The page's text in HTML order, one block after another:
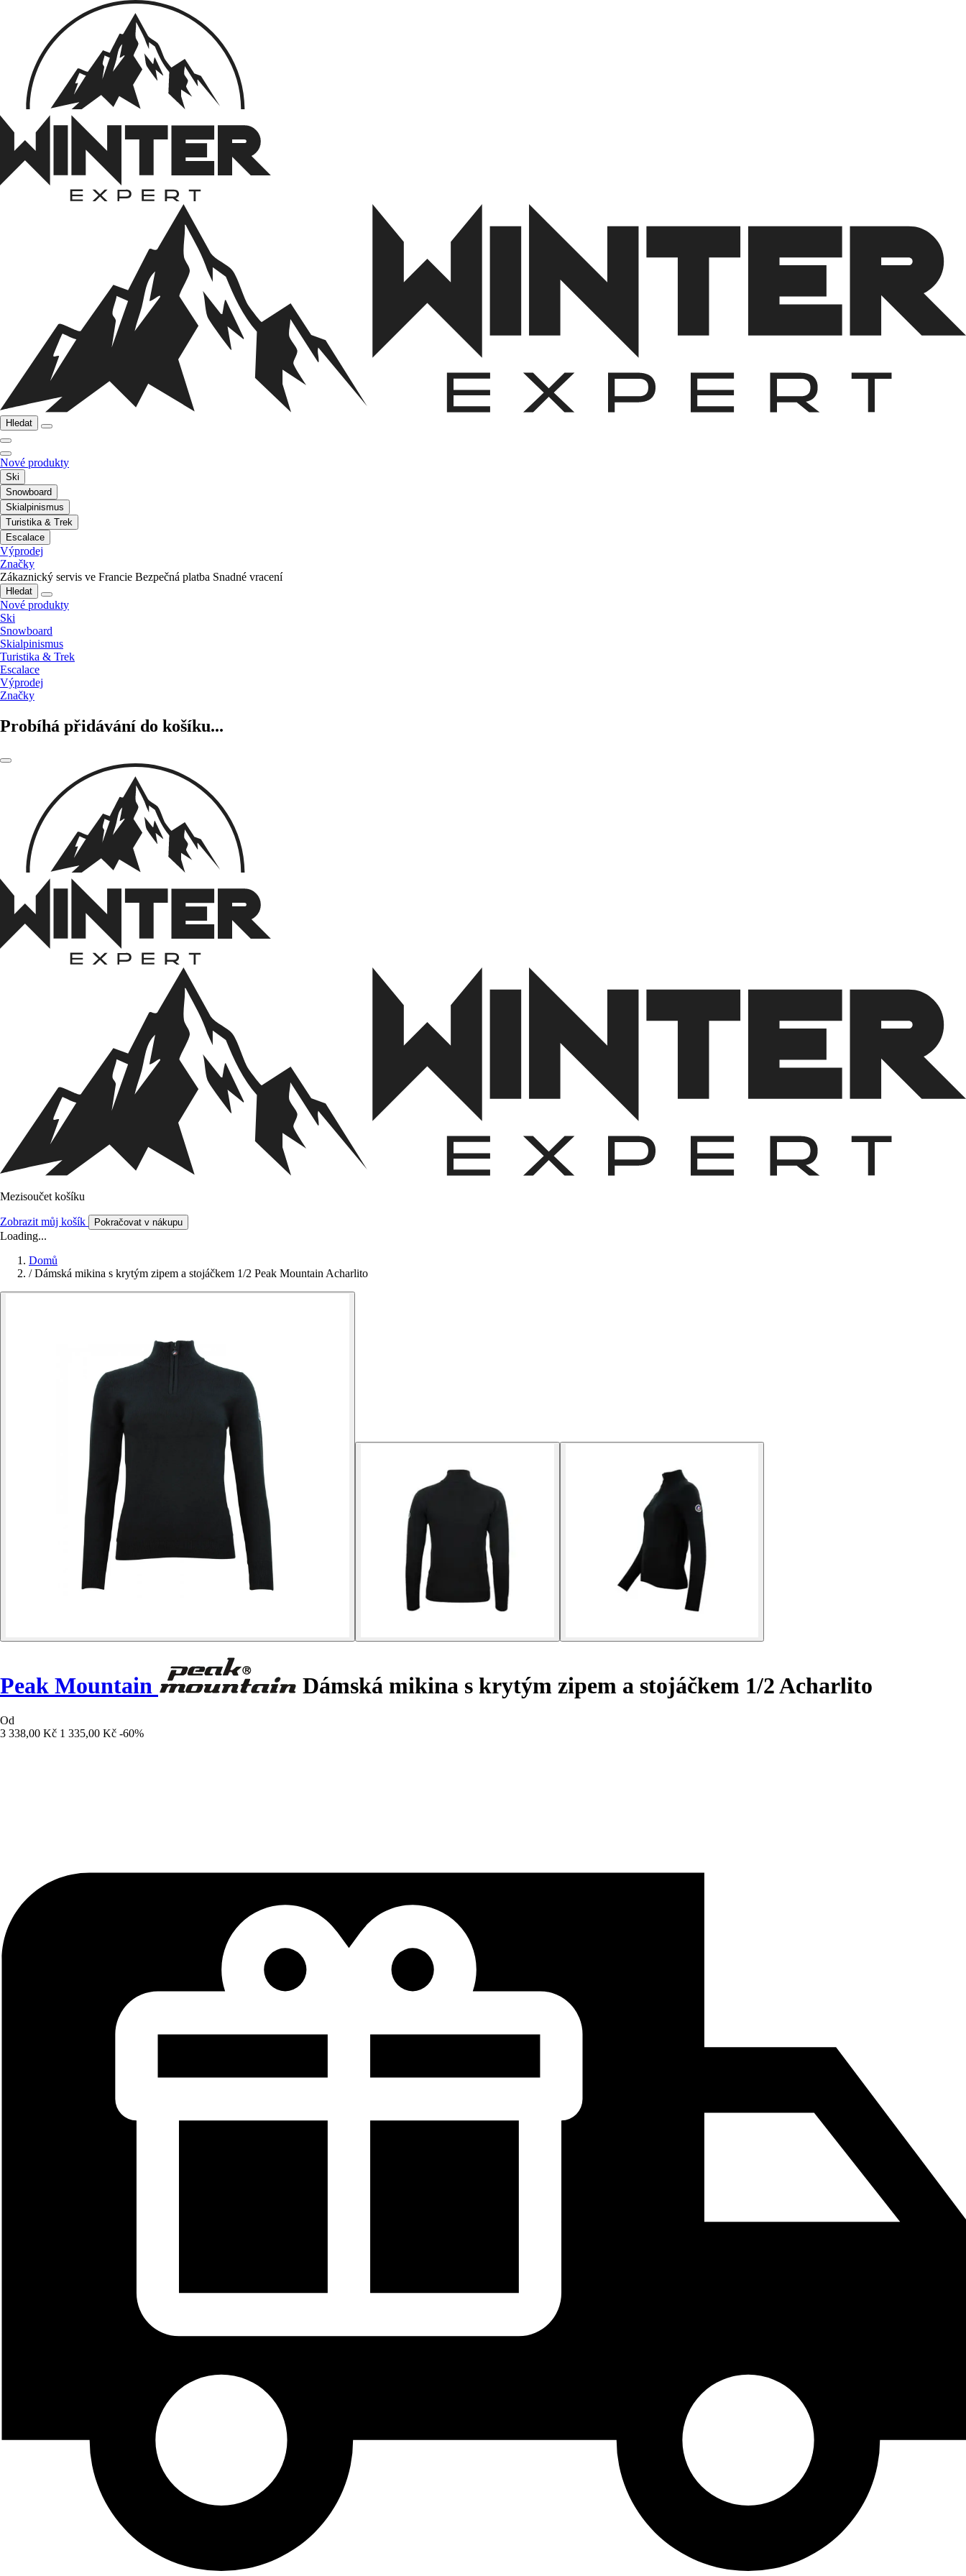
Hledat
Nové produkty
Ski
Snowboard
Skialpinismus
Turistika & Trek
Escalace
Výprodej
Značky
Zákaznický servis ve Francie Bezpečná platba Snadné vracení
Hledat
Nové produkty
Ski
Snowboard
Skialpinismus
Turistika & Trek
Escalace
Výprodej
Značky
Probíhá přidávání do košíku...
Mezisoučet košíku
Zobrazit můj košík Pokračovat v nákupu
Loading...
Domů
/ Dámská mikina s krytým zipem a stojáčkem 1/2 Peak Mountain Acharlito
Peak Mountain Dámská mikina s krytým zipem a stojáčkem 1/2 Acharlito
Od
3 338,00 Kč 1 335,00 Kč -60%